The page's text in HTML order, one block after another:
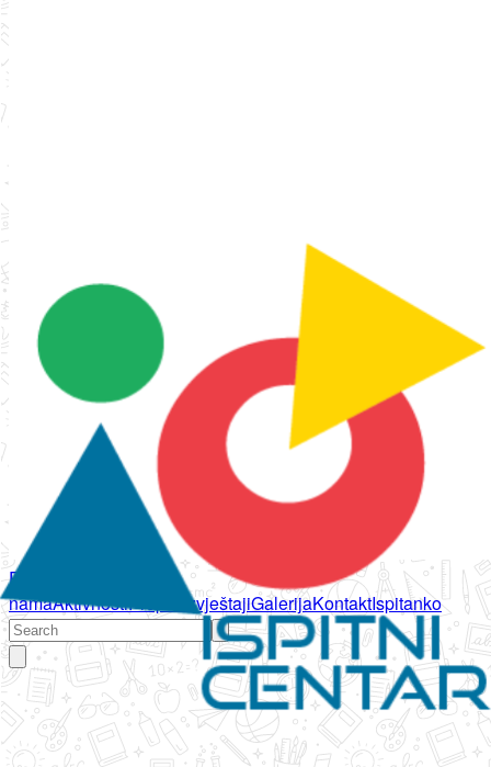
Početna
namaAktivnostiPropisi IzvještajiGalerijaKontaktIspitanko